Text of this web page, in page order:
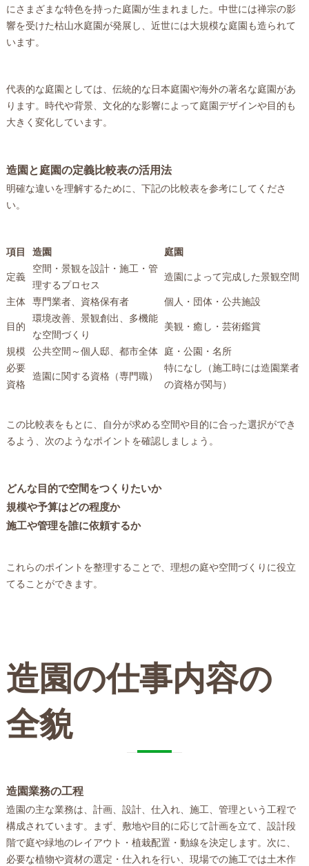
にさまざまな特色を持った庭園が生まれました。中世には禅宗の影
響を受けた枯山水庭園が発展し、近世には大規模な庭園も造られて
います。
代表的な庭園としては、伝統的な日本庭園や海外の著名な庭園があ
ります。時代や背景、文化的な影響によって庭園デザインや目的も
大きく変化しています。
造園と庭園の定義比較表の活用法
明確な違いを理解するために、下記の比較表を参考にしてくださ
い。
項目 造園 庭園
定義
空間・景観を設計・施工・管
理するプロセス
造園によって完成した景観空間
主体 専門業者、資格保有者 個人・団体・公共施設
目的
環境改善、景観創出、多機能
な空間づくり
美観・癒し・芸術鑑賞
規模 公共空間～個人邸、都市全体
庭・公園・名所
必要
資格
造園に関する資格（専門職）
特になし（施工時には造園業者
の資格が関与）
この比較表をもとに、自分が求める空間や目的に合った選択ができ
るよう、次のようなポイントを確認しましょう。
どんな目的で空間をつくりたいか
規模や予算はどの程度か
施工や管理を誰に依頼するか
これらのポイントを整理することで、理想の庭や空間づくりに役立
てることができます。
造園の仕事内容の
全貌
造園業務の工程
造園の主な業務は、計画、設計、仕入れ、施工、管理という工程で
構成されています。まず、敷地や目的に応じて計画を立て、設計段
階で庭や緑地のレイアウト・植栽配置・動線を決定します。次に、
必要な植物や資材の選定・仕入れを行い、現場での施工では土木作